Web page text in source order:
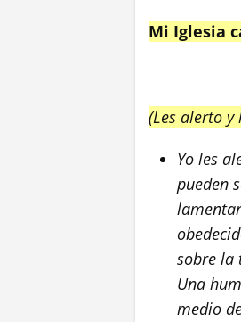
Mi Iglesia
(Les alerto
Yo les
pueden
sobre la
Una
medio